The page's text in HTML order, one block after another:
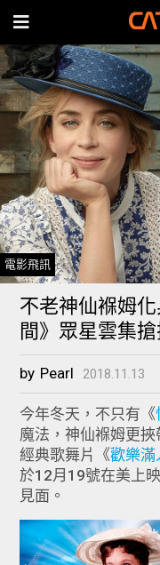
電影飛訊
不老神仙褓姆
間》眾星雲集
by Pearl 2018.11.13
今年冬天，不只有《
魔法，神仙褓姆更
經典歌舞片《歡樂滿
於12月19號在美上
見面。